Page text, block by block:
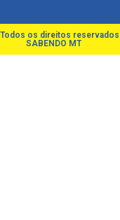
os direitos reservados
SABENDO MT